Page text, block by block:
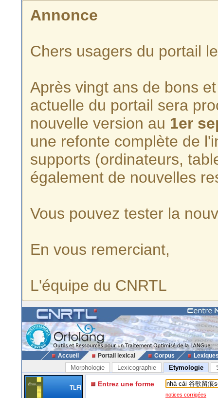
Annonce
Chers usagers du portail
Après vingt ans de bons
actuelle du portail sera
nouvelle version au 1er
une refonte complète de
supports (ordinateurs,
également de nouvelles
Vous pouvez tester la
En vous remerciant,
L'équipe du CNRTL
Accueil Portail lexical Corpus
Morphologie Lexicographie Etymologie
TLFi Entrez une forme
notices corrigées